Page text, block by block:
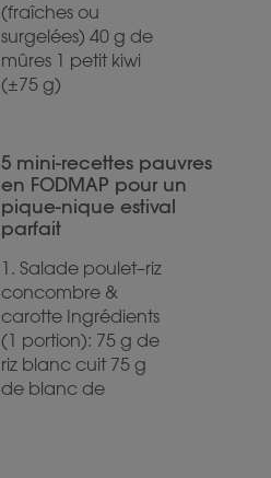
(fraîches ou
surgelées) 40 g de
mûres 1 petit kiwi
(±75 g)
5 mini-recettes pauvres
en FODMAP pour un
pique-nique estival
parfait
1. Salade poulet–riz
concombre &
carotte Ingrédients
(1 portion): 75 g de
riz blanc cuit 75 g
de blanc de